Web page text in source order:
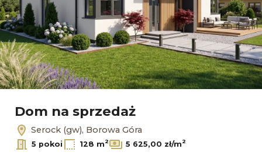
Dom na sprzedaż
Serock (gw), Borowa Góra
5 pokoi 128 m2 5 625,00 zł/m2